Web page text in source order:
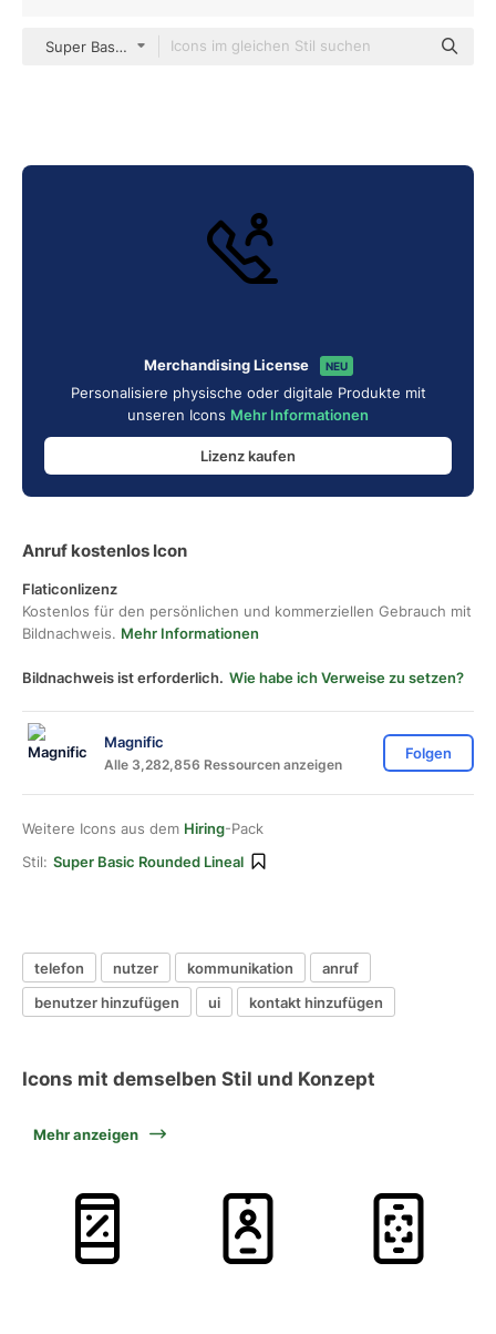
Super Basic Rounded Lineal
Merchandising License NEU
Personalisiere physische oder digitale Produkte mit
unseren Icons Mehr Informationen
Lizenz kaufen
Anruf kostenlos Icon
Flaticonlizenz
Kostenlos für den persönlichen und kommerziellen Gebrauch mit
Bildnachweis. Mehr Informationen
Bildnachweis ist erforderlich. Wie habe ich Verweise zu setzen?
Magnific
Alle 3,282,856 Ressourcen anzeigen
Folgen
Weitere Icons aus dem Hiring-Pack
Stil: Super Basic Rounded Lineal
telefon nutzer kommunikation
anruf
benutzer hinzufügen
ui kontakt hinzufügen
Icons mit demselben Stil und Konzept
Mehr anzeigen